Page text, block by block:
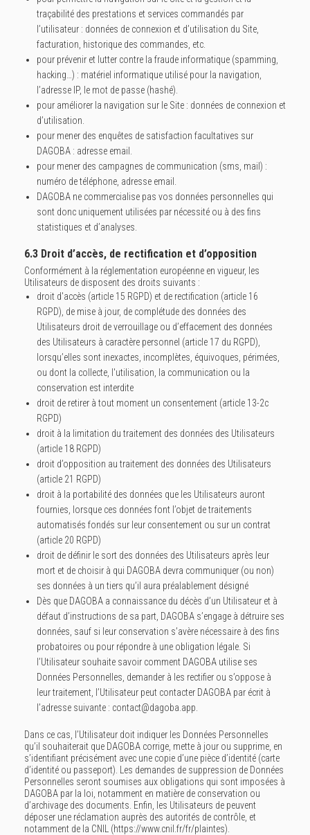
traçabilité des prestations et services commandés par
l’utilisateur : données de connexion et d’utilisation du Site,
facturation, historique des commandes, etc.
pour prévenir et lutter contre la fraude informatique (spamming,
hacking…) : matériel informatique utilisé pour la navigation,
l’adresse IP, le mot de passe (hashé).
pour améliorer la navigation sur le Site : données de connexion et
d’utilisation.
pour mener des enquêtes de satisfaction facultatives sur
DAGOBA : adresse email.
pour mener des campagnes de communication (sms, mail) :
numéro de téléphone, adresse email.
DAGOBA ne commercialise pas vos données personnelles qui
sont donc uniquement utilisées par nécessité ou à des fins
statistiques et d’analyses.
6.3 Droit d’accès, de rectification et d’opposition
Conformément à la réglementation européenne en vigueur, les
Utilisateurs de disposent des droits suivants :
droit d'accès (article 15 RGPD) et de rectification (article 16
RGPD), de mise à jour, de complétude des données des
Utilisateurs droit de verrouillage ou d’effacement des données
des Utilisateurs à caractère personnel (article 17 du RGPD),
lorsqu’elles sont inexactes, incomplètes, équivoques, périmées,
ou dont la collecte, l'utilisation, la communication ou la
conservation est interdite
droit de retirer à tout moment un consentement (article 13-2c
RGPD)
droit à la limitation du traitement des données des Utilisateurs
(article 18 RGPD)
droit d’opposition au traitement des données des Utilisateurs
(article 21 RGPD)
droit à la portabilité des données que les Utilisateurs auront
fournies, lorsque ces données font l’objet de traitements
automatisés fondés sur leur consentement ou sur un contrat
(article 20 RGPD)
droit de définir le sort des données des Utilisateurs après leur
mort et de choisir à qui DAGOBA devra communiquer (ou non)
ses données à un tiers qu’il aura préalablement désigné
Dès que DAGOBA a connaissance du décès d’un Utilisateur et à
défaut d’instructions de sa part, DAGOBA s’engage à détruire ses
données, sauf si leur conservation s’avère nécessaire à des fins
probatoires ou pour répondre à une obligation légale. Si
l’Utilisateur souhaite savoir comment DAGOBA utilise ses
Données Personnelles, demander à les rectifier ou s’oppose à
leur traitement, l’Utilisateur peut contacter DAGOBA par écrit à
l’adresse suivante : contact@dagoba.app.
Dans ce cas, l’Utilisateur doit indiquer les Données Personnelles
qu’il souhaiterait que DAGOBA corrige, mette à jour ou supprime, en
s’identifiant précisément avec une copie d’une pièce d’identité (carte
d’identité ou passeport). Les demandes de suppression de Données
Personnelles seront soumises aux obligations qui sont imposées à
DAGOBA par la loi, notamment en matière de conservation ou
d’archivage des documents. Enfin, les Utilisateurs de peuvent
déposer une réclamation auprès des autorités de contrôle, et
notamment de la CNIL (https://www.cnil.fr/fr/plaintes).